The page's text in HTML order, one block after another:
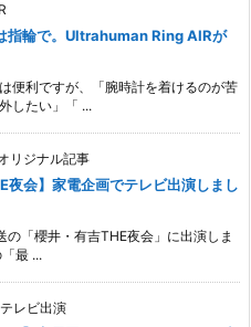
指輪で。Ultrahuman Ring AIRが
便利ですが、「腕時計を着けるのが苦
したい」「 ...
リジナル記事
夜会】家電企画でテレビ出演しまし
「櫻井・有吉THE夜会」に出演しま
最 ...
テレビ出演